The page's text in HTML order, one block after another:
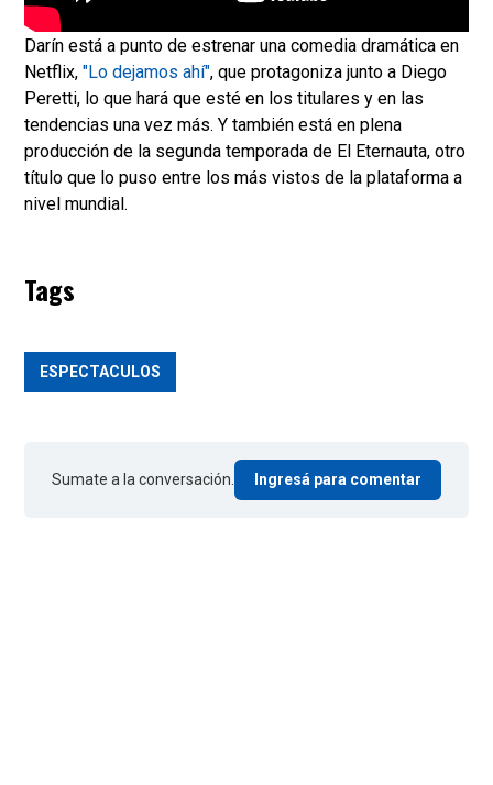
Darín está a punto de estrenar una comedia dramática en
Netflix, "Lo dejamos ahí", que protagoniza junto a Diego
Peretti, lo que hará que esté en los titulares y en las
tendencias una vez más. Y también está en plena
producción de la segunda temporada de El Eternauta, otro
título que lo puso entre los más vistos de la plataforma a
nivel mundial.
Tags
ESPECTACULOS
Sumate a la conversación. Ingresá para comentar